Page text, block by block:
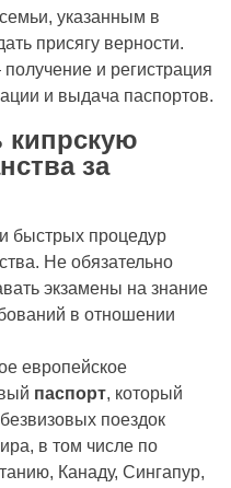
указанным в
присягу верности.
и регистрация
и выдача паспортов.
за
быстрых процедур
Не обязательно
экзамены на знание
в отношении
европейское
паспорт, который
поездок
в том числе по
Канаду, Сингапур,